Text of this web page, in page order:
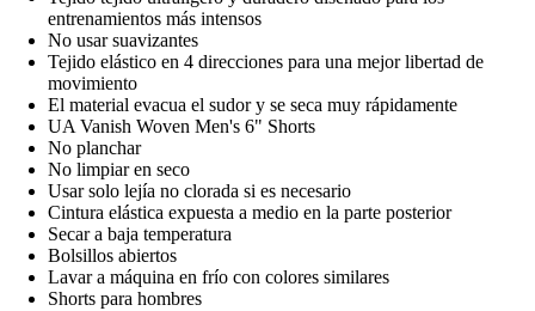
entrenamientos más intensos
No usar suavizantes
Tejido elástico en 4 direcciones para una mejor libertad de
movimiento
El material evacua el sudor y se seca muy rápidamente
UA Vanish Woven Men's 6" Shorts
No planchar
No limpiar en seco
Usar solo lejía no clorada si es necesario
Cintura elástica expuesta a medio en la parte posterior
Secar a baja temperatura
Bolsillos abiertos
Lavar a máquina en frío con colores similares
Shorts para hombres